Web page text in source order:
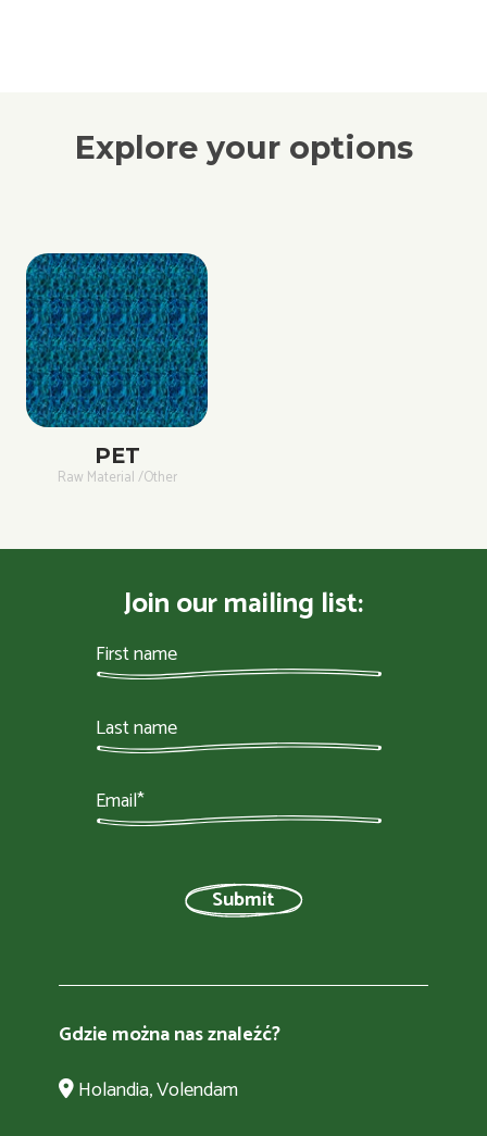
Explore your options
PET
Raw Material /Other
Join our mailing list:
Gdzie można nas znaleźć?
Holandia, Volendam